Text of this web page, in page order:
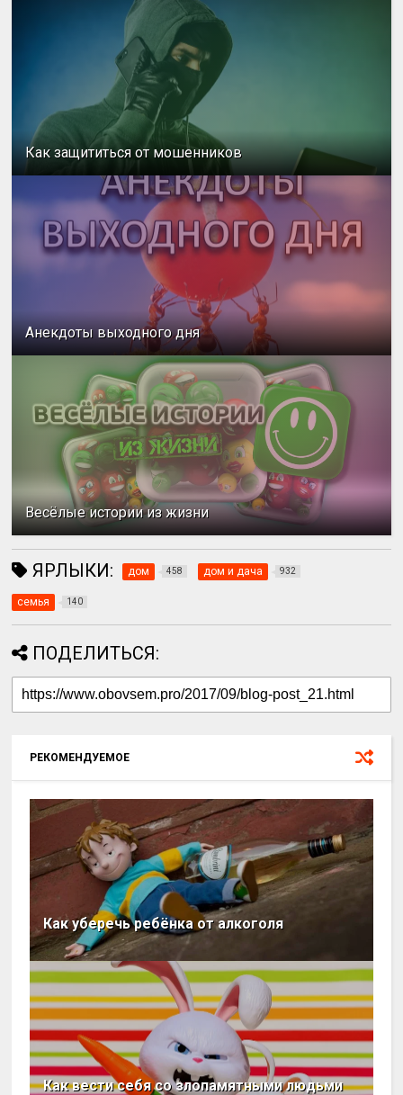
Как защититься от мошенников
Анекдоты выходного дня
Весёлые истории из жизни
ЯРЛЫКИ: дом 458 дом и дача 932
семья 140
ПОДЕЛИТЬСЯ:
РЕКОМЕНДУЕМОЕ
Как уберечь ребёнка от алкоголя
Как вести себя со злопамятными людьми